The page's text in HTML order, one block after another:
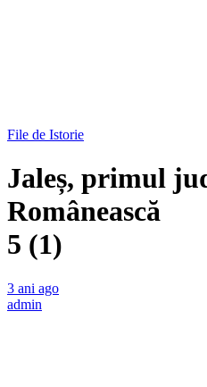
File de Istorie
Jaleș, primul
Românească
5 (1)
3 ani ago
admin